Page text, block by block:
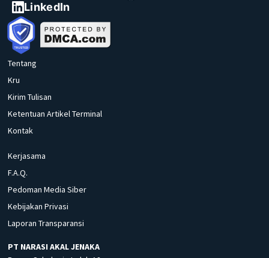
LinkedIn
Tentang
Kru
Kirim Tulisan
Ketentuan Artikel Terminal
Kontak
Kerjasama
F.A.Q.
Pedoman Media Siber
Kebijakan Privasi
Laporan Transparansi
PT NARASI AKAL JENAKA